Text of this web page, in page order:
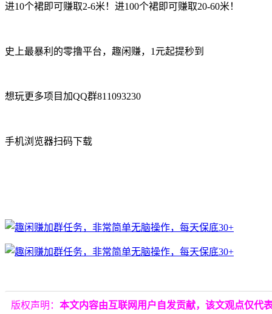
进10个裙即可赚取2-6米！进100个裙即可赚取20-60米！
史上最暴利的零撸平台，趣闲赚，1元起提秒到
想玩更多项目加QQ群811093230
手机浏览器扫码下载
版权声明： 本文内容由互联网用户自发贡献，该文观点仅代